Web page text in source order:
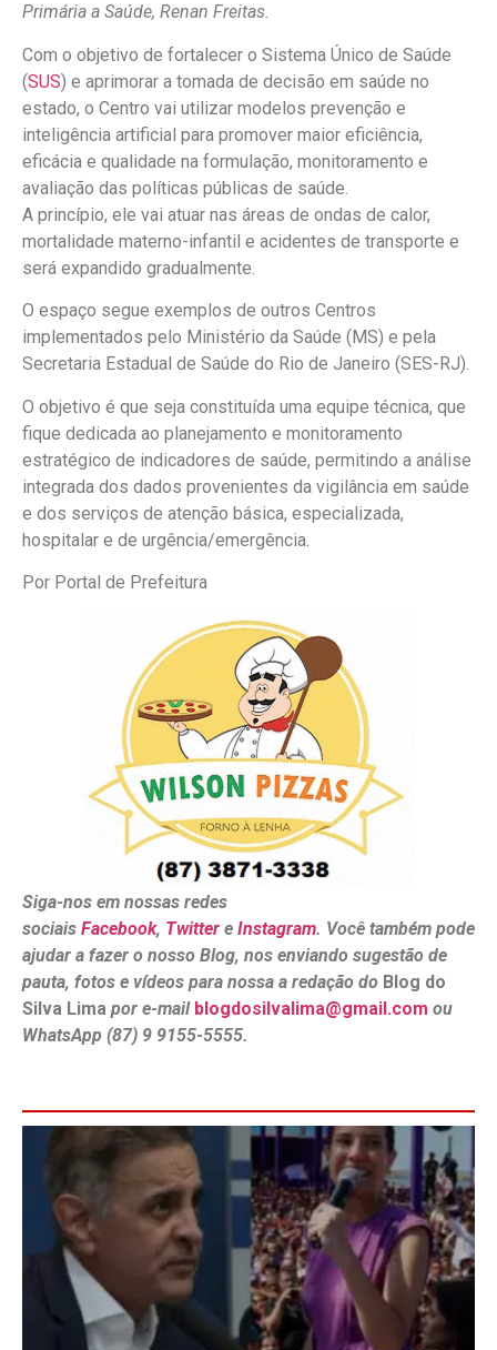
Primária a Saúde, Renan Freitas.
Com o objetivo de fortalecer o Sistema Único de Saúde
(SUS) e aprimorar a tomada de decisão em saúde no
estado, o Centro vai utilizar modelos prevenção e
inteligência artificial para promover maior eficiência,
eficácia e qualidade na formulação, monitoramento e
avaliação das políticas públicas de saúde.
A princípio, ele vai atuar nas áreas de ondas de calor,
mortalidade materno-infantil e acidentes de transporte e
será expandido gradualmente.
O espaço segue exemplos de outros Centros
implementados pelo Ministério da Saúde (MS) e pela
Secretaria Estadual de Saúde do Rio de Janeiro (SES-RJ).
O objetivo é que seja constituída uma equipe técnica, que
fique dedicada ao planejamento e monitoramento
estratégico de indicadores de saúde, permitindo a análise
integrada dos dados provenientes da vigilância em saúde
e dos serviços de atenção básica, especializada,
hospitalar e de urgência/emergência.
Por Portal de Prefeitura
Siga-nos em nossas redes
sociais Facebook, Twitter e Instagram. Você também pode
ajudar a fazer o nosso Blog, nos enviando sugestão de
pauta, fotos e vídeos para nossa a redação do Blog do
Silva Lima por e-mail blogdosilvalima@gmail.com ou
WhatsApp (87) 9 9155-5555.